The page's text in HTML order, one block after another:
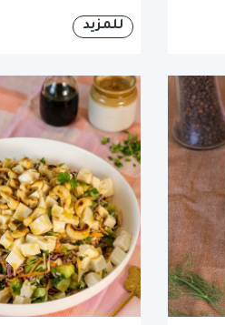
للمزيد